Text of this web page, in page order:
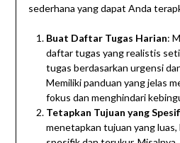
sederhana yang dapat Anda
Buat Daftar Tugas Harian:
daftar tugas yang realistis
tugas berdasarkan urgensi
Memiliki panduan yang jelas
fokus dan menghindari
Tetapkan Tujuan yang
menetapkan tujuan yang